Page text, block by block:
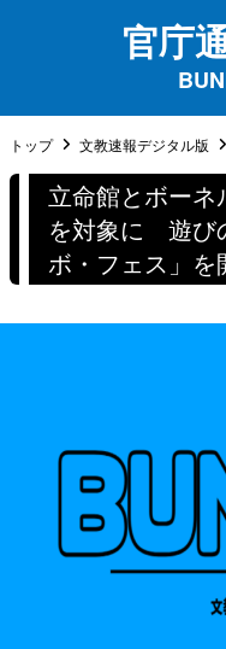
官庁
トップ 文教速報デジタル版
立命館とボー
を対象に 遊び
ボ・フェス」